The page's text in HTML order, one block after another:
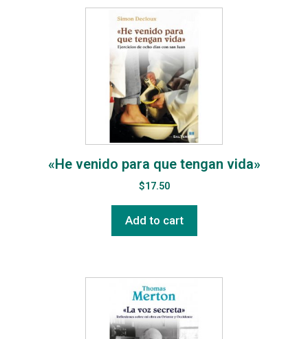
«He venido para que tengan vida»
$17.50
Add to cart